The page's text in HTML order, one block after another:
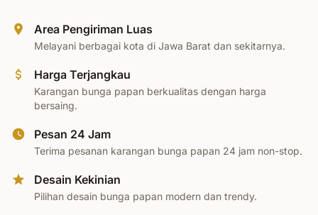
Area Pengiriman Luas
Melayani berbagai kota di Jawa Barat dan sekitarnya.
Harga Terjangkau
Karangan bunga papan berkualitas dengan harga
bersaing.
Pesan 24 Jam
Terima pesanan karangan bunga papan 24 jam non-stop.
Desain Kekinian
Pilihan desain bunga papan modern dan trendy.